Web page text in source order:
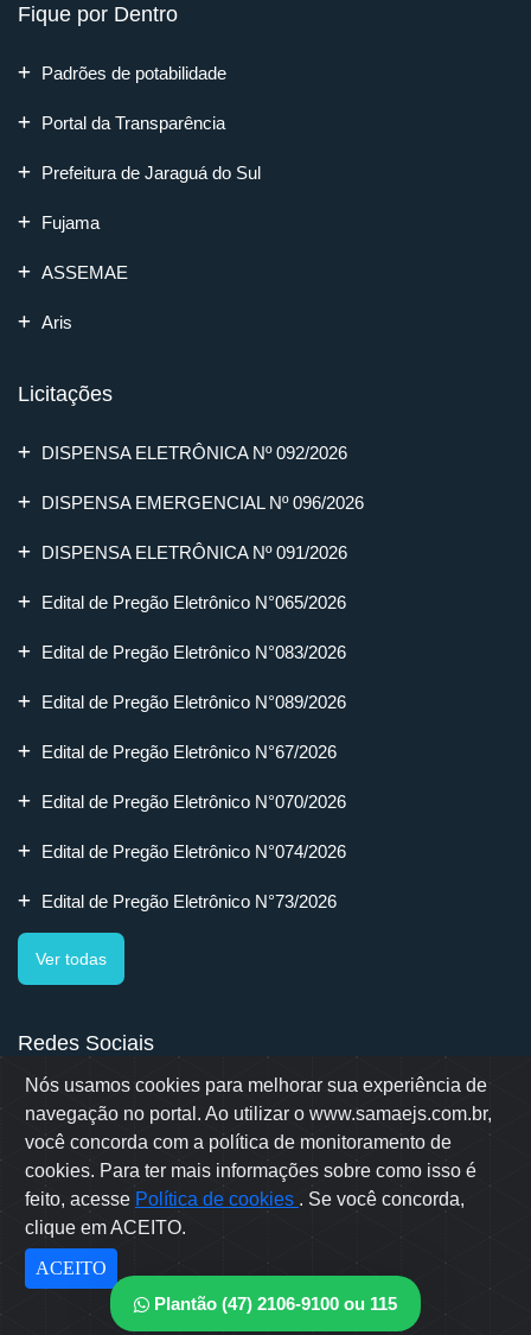
Nós usamos cookies para melhorar sua experiência de
navegação no portal. Ao utilizar o www.samaejs.com.br,
você concorda com a política de monitoramento de
cookies. Para ter mais informações sobre como isso é
feito, acesse Política de cookies . Se você concorda,
clique em ACEITO.
ACEITO
Fique por Dentro
Padrões de potabilidade
Portal da Transparência
Prefeitura de Jaraguá do Sul
Fujama
ASSEMAE
Aris
Licitações
DISPENSA ELETRÔNICA Nº 092/2026
DISPENSA EMERGENCIAL Nº 096/2026
DISPENSA ELETRÔNICA Nº 091/2026
Edital de Pregão Eletrônico N°065/2026
Edital de Pregão Eletrônico N°083/2026
Edital de Pregão Eletrônico N°089/2026
Edital de Pregão Eletrônico N°67/2026
Edital de Pregão Eletrônico N°070/2026
Edital de Pregão Eletrônico N°074/2026
Edital de Pregão Eletrônico N°73/2026
Ver todas
Redes Sociais
Rua Erwino Menegotti, 478 - Bairro Água Verde - Jaraguá do Sul
- SC
Samae © 2022 - Todos os direitos reservados
Desenvolvido por: OWL Mídia Agência Digital
Plantão (47) 2106-9100 ou 115